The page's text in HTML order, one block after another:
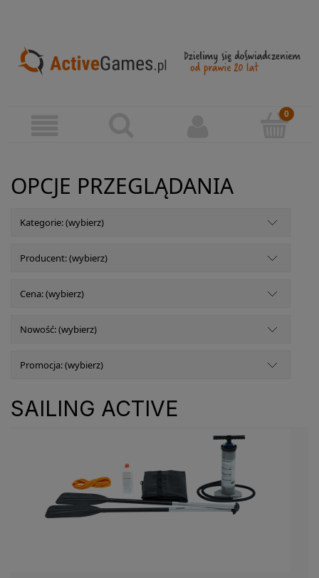
OPCJE PRZEGLĄDANIA
Kategorie: (wybierz)
Producent: (wybierz)
Cena: (wybierz)
Nowość: (wybierz)
Promocja: (wybierz)
SAILING ACTIVE